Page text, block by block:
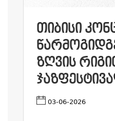
ᲗᲘᲑᲘᲡᲘ
ᲖᲦᲕᲘᲡ
03-06-2026